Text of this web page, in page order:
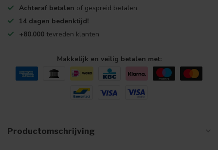
Achteraf betalen of gespreid betalen
14 dagen bedenktijd!
+80.000 tevreden klanten
Makkelijk en veilig betalen met:
Productomschrijving